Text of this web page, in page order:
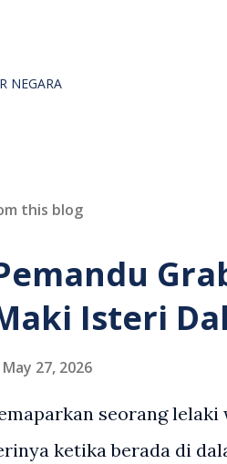
NEGARA
this blog
Isteri
May 27, 2026
seorang lelaki
ketika berada di